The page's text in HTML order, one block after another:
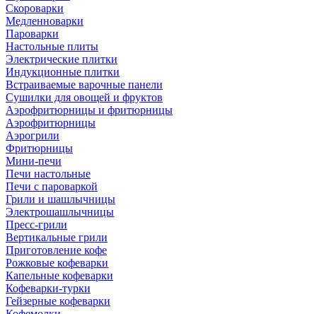
Скороварки
Медленноварки
Пароварки
Настольные плиты
Электрические плитки
Индукционные плитки
Встраиваемые варочные панели
Сушилки для овощей и фруктов
Аэрофритюрницы и фритюрницы
Аэрофритюрницы
Аэрогрили
Фритюрницы
Мини-печи
Печи настольные
Печи с пароваркой
Грили и шашлычницы
Электрошашлычницы
Пресс-грили
Вертикальные грили
Приготовление кофе
Рожковые кофеварки
Капельные кофеварки
Кофеварки-турки
Гейзерные кофеварки